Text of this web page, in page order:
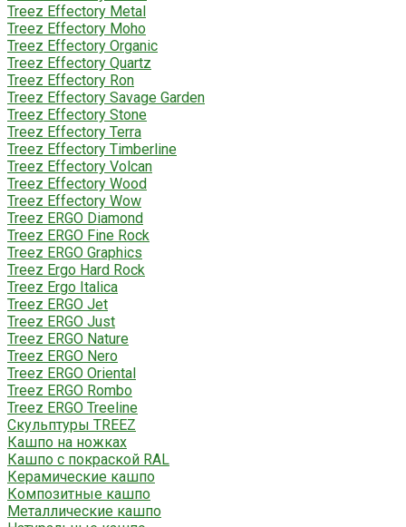
Treez Effectory Metal
Treez Effectory Moho
Treez Effectory Organic
Treez Effectory Quartz
Treez Effectory Ron
Treez Effectory Savage Garden
Treez Effectory Stone
Treez Effectory Terra
Treez Effectory Timberline
Treez Effectory Volcan
Treez Effectory Wood
Treez Effectory Wow
Treez ERGO Diamond
Treez ERGO Fine Rock
Treez ERGO Graphics
Treez Ergo Hard Rock
Treez Ergo Italica
Treez ERGO Jet
Treez ERGO Just
Treez ERGO Nature
Treez ERGO Nero
Treez ERGO Oriental
Treez ERGO Rombo
Treez ERGO Treeline
Скульптуры TREEZ
Кашпо на ножках
Кашпо с покраской RAL
Керамические кашпо
Композитные кашпо
Металлические кашпо